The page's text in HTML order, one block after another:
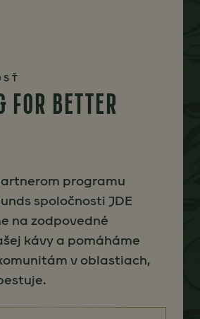
FOR BETTER
programu
spoločnosti JDE
na zodpovedné
kávy a pomáháme
v oblastiach,